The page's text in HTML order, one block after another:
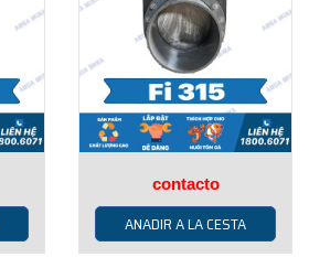
contacto
ANADIR A LA CESTA